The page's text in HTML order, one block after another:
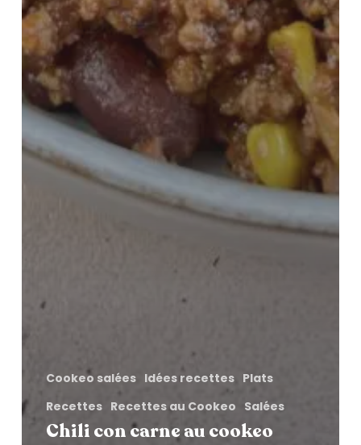
Cookeo salées Idées recettes Plats
Recettes Recettes au Cookeo Salées
Chili con carne au cookeo